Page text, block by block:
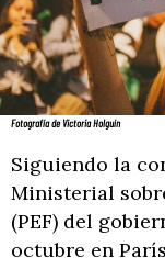
Fotografía de Victoria Holguín
Siguiendo la
Ministerial
(PEF) del
octubre en